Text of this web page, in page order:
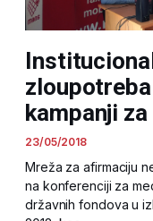
kampanji
23/05/2018
Mreža za afirmaciju
na konferenciji za
državnih fondova u